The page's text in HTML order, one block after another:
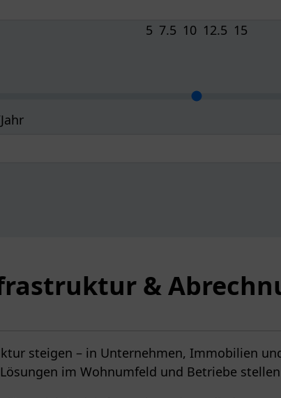
5 7.5 10 12.5 15
&
steigen – in Unternehmen, Immobilien
im Wohnumfeld und Betriebe